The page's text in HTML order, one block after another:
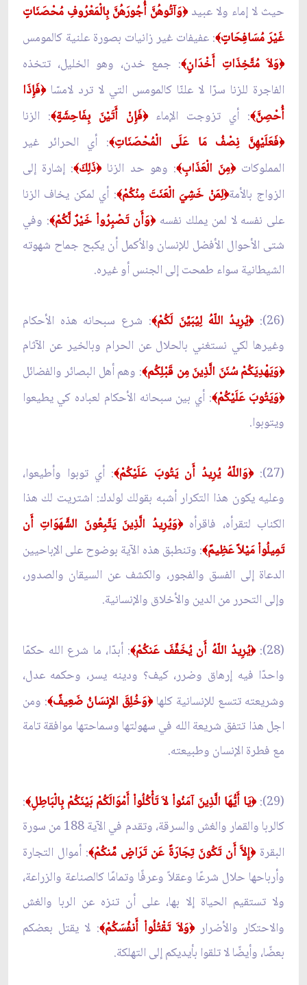
حيث لا إماء ولا عبيد﴿وَآتُوهُنَّ أُجُورَهُنَّ بِالْمَعْرُوفِ مُحْصَنَاتٍ
غَيْرَ مُسَافِحَاتٍ﴾: عفيفات غير زانيات بصورة علنية كالمومس
﴿وَلاَ مُتَّخِذَاتِ أَخْدَانٍ﴾: جمع خدن، وهو الخليل، تتخذه
الفاجرة للزنا سرّا لا علنّا كالمومس التي لا ترد لامسّا﴿فَإِذَا
أُحْصِنَّ﴾: أي تزوجت الإماء﴿فَإِنْ أَتَيْنَ بِفَاحِشَةٍ﴾: الزنا
﴿فَعَلَيْهِنَّ نِصْفُ مَا عَلَى الْمُحْصَنَاتِ﴾: أي الحرائر غير
المملوكات﴿مِنَ الْعَذَابِ﴾: وهو حد الزنا﴿ذَلِكَ﴾: إشارة إلى
الزواج بالأمة﴿لِمَنْ خَشِيَ الْعَنَتَ مِنْكُمْ﴾: أي لمكن يخاف الزنا
على نفسه لا لمن يملك نفسه﴿وَأَن تَصْبِرُواْ خَيْرٌ لَّكُمْ﴾: وفي
شتى الأحوال الأفضل للإنسان والأكمل أن يكبح جماح شهوته
الشيطانية سواء طمحت إلى الجنس أو غيره.
(26): ﴿يُرِيدُ اللّهُ لِيُبَيِّنَ لَكُمْ﴾: شرع سبحانه هذه الأحكام
وغيرها لكي نستغني بالحلال عن الحرام وبالخير عن الآثام
﴿وَيَهْدِيَكُمْ سُنَنَ الَّذِينَ مِن قَبْلِكُم﴾: وهم أهل البصائر والفضائل
﴿وَيَتُوبَ عَلَيْكُمْ﴾: أي بين سبحانه الأحكام لعباده كي يطيعوا
ويتوبوا.
(27): ﴿وَاللّهُ يُرِيدُ أَن يَتُوبَ عَلَيْكُمْ﴾: أي توبوا وأطيعوا،
وعليه يكون هذا التكرار أشبه بقولك لولدك: اشتريت لك هذا
الكناب لتقرأه، فاقرأه﴿وَيُرِيدُ الَّذِينَ يَتَّبِعُونَ الشَّهَوَاتِ أَن
تَمِيلُواْ مَيْلاً عَظِيمً﴾: وتنطبق هذه الآية بوضوح على الإباحيين
الدعاة إلى الفسق والفجور، والكشف عن السيقان والصدور،
وإلى التحرر من الدين والأخلاق والإنسانية.
(28): ﴿يُرِيدُ اللّهُ أَن يُخَفِّفَ عَنكُمْ﴾: أبدّا، ما شرع الله حكمّا
واحدّا فيه إرهاق وضرر، كيف؟ ودينه يسر، وحكمه عدل،
وشريعته تتسع للإنسانية كلها﴿وَخُلِقَ الإِنسَانُ ضَعِيفً﴾: ومن
اجل هذا تتفق شريعة الله في سهولتها وسماحتها موافقة تامة
مع فطرة الإنسان وطبيعته.
(29): ﴿يَا أَيُّهَا الَّذِينَ آمَنُواْ لاَ تَأْكُلُواْ أَمْوَالَكُمْ بَيْنَكُمْ بِالْبَاطِلِ﴾:
كالربا والقمار والغش والسرقة، وتقدم في الآية 188 من سورة
البقرة﴿إِلاَّ أَن تَكُونَ تِجَارَةً عَن تَرَاضٍ مِّنكُمْ﴾: أموال التجارة
وأرباحها حلال شرعًا وعقلاً وعرفًا وتمامًا كالصناعة والزراعة،
ولا تستقيم الحياة إلا بها، على أن تنزه عن الربا والغش
والاحتكار والأضرار﴿وَلاَ تَقْتُلُواْ أَنفُسَكُمْ﴾: لا يقتل بعضكم
بعضًا، وأيضًا لا تلقوا بأيديكم إلى التهلكة.